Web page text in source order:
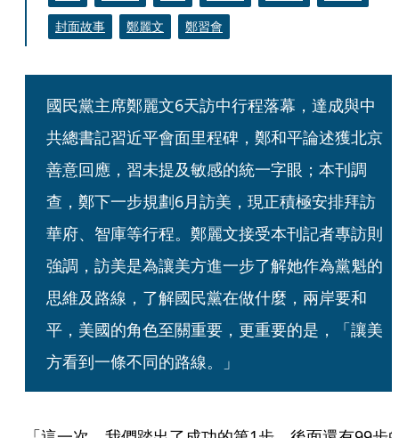
封面故事
鄭麗文 鄭習會
國民黨主席鄭麗文6天訪中行程落幕，達成與中
共總書記習近平會面里程碑，鄭和平論述獲北京
善意回應，習未提及敏感的統一字眼；本刊調
查，鄭下一步規劃6月訪美，現正積極安排拜訪
華府、智庫等行程。鄭麗文接受本刊記者專訪則
強調，訪美是為讓美方進一步了解她作為黨魁的
思維及路線，了解國民黨在做什麼，兩岸要和
平，美國的角色至關重要，更重要的是，「讓美
方看到一條不同的路線。」